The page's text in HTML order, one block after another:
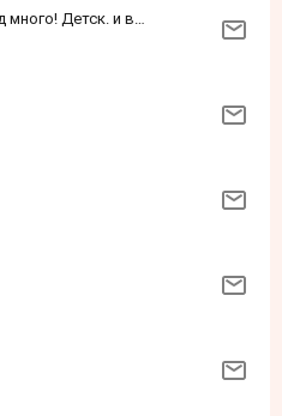
Ketty(Шапочки д/м, д/д много! Детск. и взросл. трикотаж в наличиии и на заказ!)